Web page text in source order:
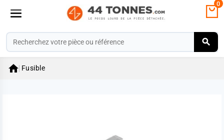
0
 Fusible